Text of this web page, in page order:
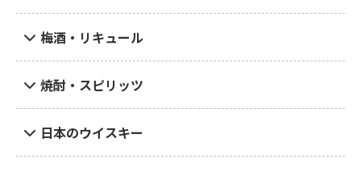
梅酒・リキュール
焼酎・スピリッツ
日本のウイスキー